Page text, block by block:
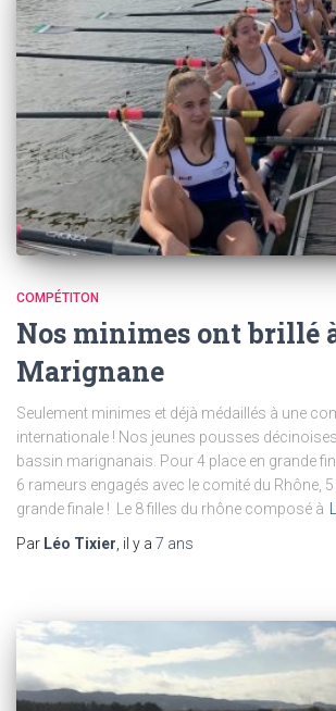
COMPÉTITON
Nos minimes ont brillé
Marignane
Seulement minimes et déjà médaillés à une
internationale ! Nos jeunes pousses
bassin marignanais. Pour 4 place en grande
6 rameurs engagés avec le comité du Rhône,
grande finale ! Le 8 filles du rhône composé à
Par Léo Tixier, il y a 7 ans